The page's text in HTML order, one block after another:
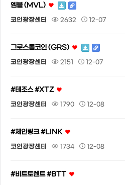
엠블 (MVL)
코인광장센터 2632 12-07
그로스톨코인 (GRS)
코인광장센터 2151 12-07
#테조스 #XTZ
코인광장센터 1790 12-08
#체인링크 #LINK
코인광장센터 1734 12-08
#비트토렌트 #BTT